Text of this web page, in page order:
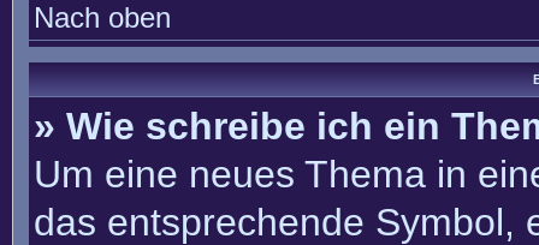
Nach oben
» Wie schreibe ich ein
Um eine neues Thema in
das entsprechende Symbol,